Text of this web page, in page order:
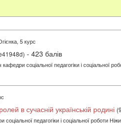
5 курс
- 423 балів
соціальної педагогіки і соціальної
в сучасній українській родині
педагогіки і соціальної роботи